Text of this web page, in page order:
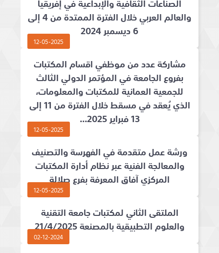
والعالم العربي خلال الفترة الممتدة من 4 إلى
6 ديسمبر 2024
12-05-2025
مشاركة عدد من موظفي اقسام المكتبات
بفروع الجامعة في المؤتمر الدولي الثالث
للجمعية العمانية للمكتبات والمعلومات،
الذي يُعقد في مسقط خلال الفترة من 11 إلى
13 فبراير 2025...
12-05-2025
ورشة عمل متقدمة في الفهرسة والتصنيف
والمعالجة الفنية عبر نظام أدارة المكتبات
المركزي آفاق المعرفة بفرع صلالة
12-05-2025
الملتقى الثاني لمكتبات جامعة التقنية
والعلوم التطبيقية بالمصنعة 21/4/2025
02-12-2024